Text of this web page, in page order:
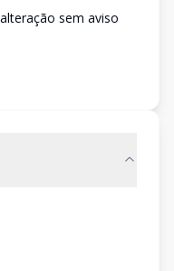
sem aviso